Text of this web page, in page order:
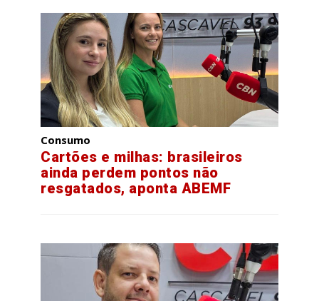
Consumo
Cartões e milhas: brasileiros
ainda perdem pontos não
resgatados, aponta ABEMF